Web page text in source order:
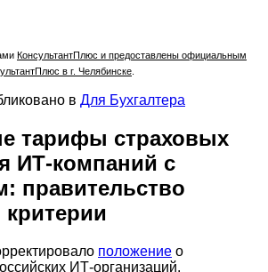
КонсультантПлюс и предоставлены официальным
в г. Челябинске
в Для Бухгалтера
тарифы страховых
ИТ-компаний с
правительство
критерии
положение о
ИТ-организаций.